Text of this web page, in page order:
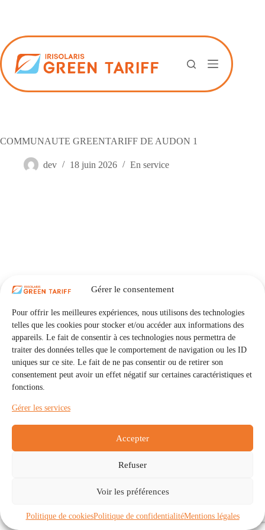
Gérer le consentement
Pour offrir les meilleures expériences, nous utilisons des technologies
telles que les cookies pour stocker et/ou accéder aux informations des
appareils. Le fait de consentir à ces technologies nous permettra de
traiter des données telles que le comportement de navigation ou les ID
uniques sur ce site. Le fait de ne pas consentir ou de retirer son
consentement peut avoir un effet négatif sur certaines caractéristiques et
fonctions.
Gérer les services
Accepter
Refuser
Voir les préférences
Politique de cookiesPolitique de confidentialitéMentions légales
COMMUNAUTE GREENTARIFF DE AUDON 1
dev 18 juin 2026 En service
Communautés
À propos
Politique de cookies (UE)